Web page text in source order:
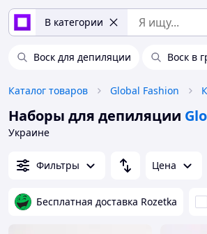
В категории
Воск для депиляции Воск в
Каталог товаров Global Fashion
Наборы для депиляции
Украине
Фильтры Цена
Бесплатная доставка Rozetka